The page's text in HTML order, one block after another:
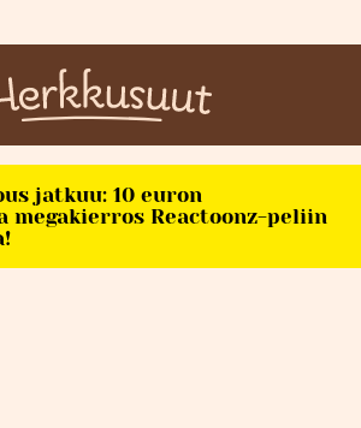
jatkuu: 10 euron
megakierros Reactoonz-peliin